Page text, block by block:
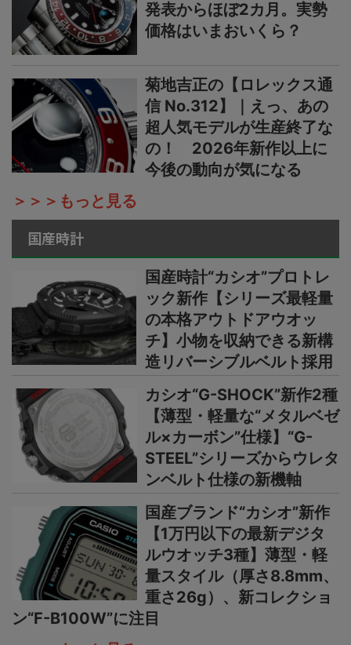
発表からほぼ2カ月。実勢
価格はいまおいくら？
菊地吉正の【ロレックス通
信 No.312】｜えっ、あの
超人気モデルが生産終了な
の！ 2026年新作以上に
今後の動向が気になる
＞＞＞もっと見る
国産時計
国産時計“カシオ”プロトレ
ック新作【シリーズ最軽量
の本格アウトドアウオッ
チ】小物を収納できる新構
造リバーシブルベルト採用
カシオ“G-SHOCK”新作2種
【薄型・軽量な“メタルベゼ
ル×カーボン”仕様】“G-
STEEL”シリーズからウレタ
ンベルト仕様の新機軸
国産ブランド“カシオ”新作
【1万円以下の最新デジタ
ルウオッチ3種】薄型・軽
量スタイル（厚さ8.8mm、
重さ26g）、新コレクショ
ン“F-B100W”に注目